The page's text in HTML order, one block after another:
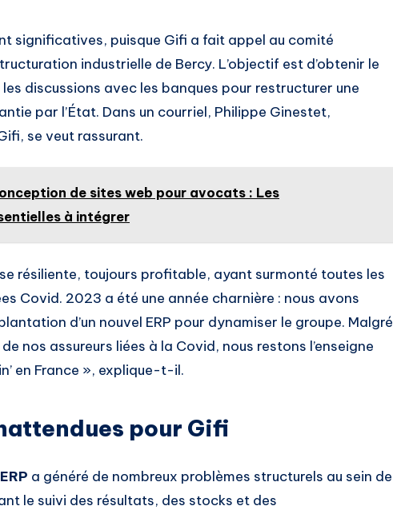
significatives, puisque Gifi a fait appel au comité
industrielle de Bercy. L’objectif est d’obtenir le
discussions avec les banques pour restructurer une
par l’État. Dans un courriel, Philippe Ginestet,
se veut rassurant.
de sites web pour avocats : Les
à intégrer
résiliente, toujours profitable, ayant surmonté toutes les
Covid. 2023 a été une année charnière : nous avons
d’un nouvel ERP pour dynamiser le groupe. Malgré
nos assureurs liées à la Covid, nous restons l’enseigne
en France », explique-t-il.
pour Gifi
a généré de nombreux problèmes structurels au sein de
le suivi des résultats, des stocks et des